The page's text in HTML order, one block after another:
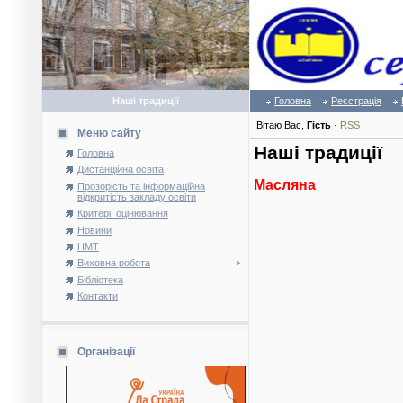
Наші традиції Головна Реєстрація
Меню сайту
Головна
Дистанційна освіта
Прозорість та інформаційна
відкритість закладу освіти
Критерії оцінювання
Новини
НМТ
Виховна робота
Бібліотека
Контакти
Організації
Вітаю Вас Гість · RSS
Наші традиції
Масляна